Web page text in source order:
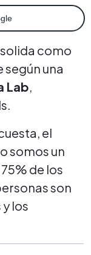
como
según una
Lab,
el
somos un
de los
son
los